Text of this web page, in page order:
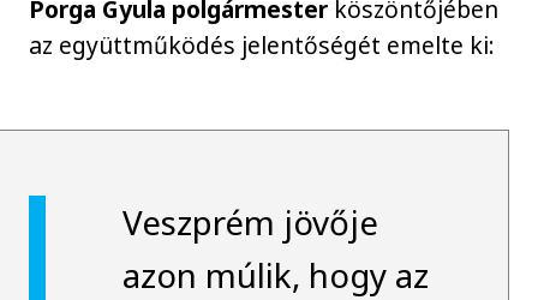
Porga Gyula polgármester köszöntőjében
az együttműködés jelentőségét emelte ki:
Veszprém jövője
azon múlik, hogy az